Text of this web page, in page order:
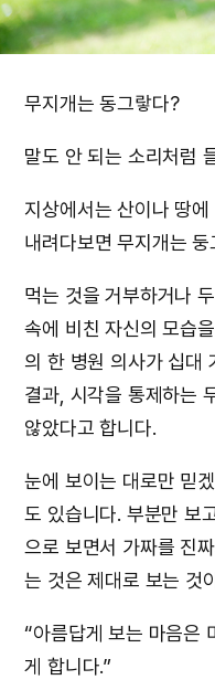
무지개는 동그랗다?
말도 안 되는 소리처럼
지상에서는 산이나 땅
내려다보면 무지개는
먹는 것을 거부하거나
속에 비친 자신의 모습
의 한 병원 의사가 십대
결과, 시각을 통제하는
않았다고 합니다.
눈에 보이는 대로만 믿
도 있습니다. 부분만 보
으로 보면서 가짜를 진
는 것은 제대로 보는 것
“아름답게 보는 마음은
게 합니다.”